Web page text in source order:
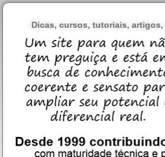
Dicas, cursos, tutoriais,